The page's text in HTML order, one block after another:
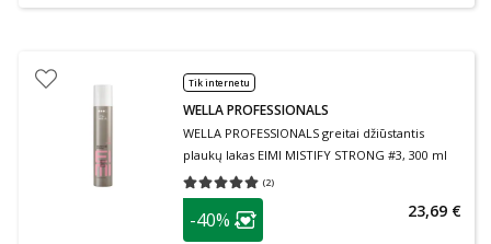
Tik internetu
WELLA PROFESSIONALS
WELLA PROFESSIONALS greitai džiūstantis
plaukų lakas EIMI MISTIFY STRONG #3, 300 ml
(2)
Vidutinis įvertinimas 5.00
patarimas
Lojalumo klubo narių nuolaida
-40% 23,69 €